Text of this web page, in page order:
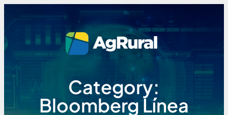
Category:
Bloomberg Línea